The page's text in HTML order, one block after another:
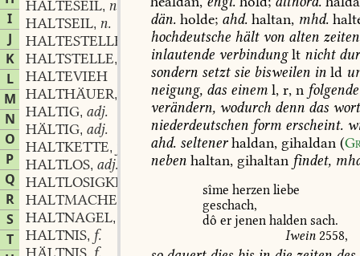
I
J
K
L
M
N
O
P
Q
R
S
T
HALTESEIL, n.
HALTSEIL, n.
HALTESTELLE
HALTSTELLE,
HALTEVIEH
HALTHÄUER,
HALTIG, adj.
HÄLTIG, adj.
HALTKETTE,
HALTLOS, adj.
HALTLOSIGKEIT
HALTMACHEN
HALTNAGEL,
HALTNIS, f.
,
dän. holde; ahd. haltan, mhd.
hochdeutsche hältvon alten zeiten
inlautende verbindunglt nicht
sondern setztsie bisweilen in ld
neigung, das einem l, r, n folgende
verändern, wodurch denn das wort
niederdeutschen form erscheint.
ahd. seltenerhaldan, gihaldan (
neben haltan, gihaltan findet,
sîme herzen liebe
geschach,
dô er jenen halden sach.
Iwein 2558,